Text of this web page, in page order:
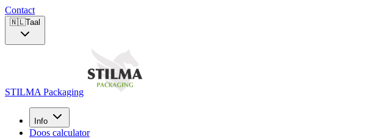
Contact
🇳🇱Taal
STILMA Packaging
Info
Doos calculator